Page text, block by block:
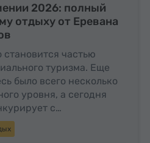
2026: полный
отдыху от Еревана
частью
туризма. Еще
было всего несколько
уровня, а сегодня
с…